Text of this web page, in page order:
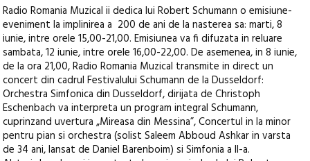
Radio Romania Muzical ii dedica lui Robert Schumann o emisiune-
eveniment la implinirea a 200 de ani de la nasterea sa: marti, 8
iunie, intre orele 15,00-21,00. Emisiunea va fi difuzata in reluare
sambata, 12 iunie, intre orele 16,00-22,00. De asemenea, in 8 iunie,
de la ora 21,00, Radio Romania Muzical transmite in direct un
concert din cadrul Festivalului Schumann de la Dusseldorf:
Orchestra Simfonica din Dusseldorf, dirijata de Christoph
Eschenbach va interpreta un program integral Schumann,
cuprinzand uvertura „Mireasa din Messina”, Concertul in la minor
pentru pian si orchestra (solist Saleem Abboud Ashkar in varsta
de 34 ani, lansat de Daniel Barenboim) si Simfonia a II-a.